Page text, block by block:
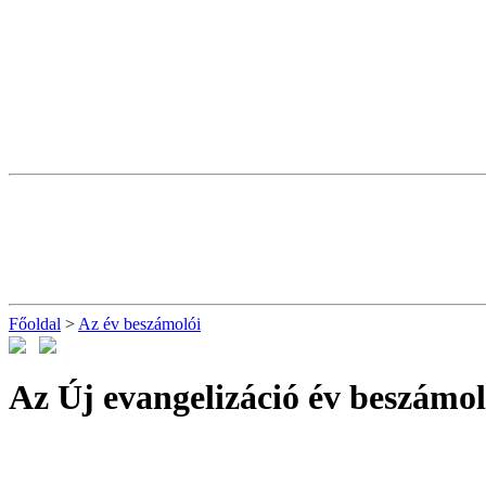
Főoldal > Az év beszámolói
Az Új evangelizáció év